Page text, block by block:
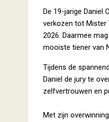
De 19-jarige Daniel
verkozen tot Mister
2026. Daarmee
mooiste tiener van
Tijdens de
Daniel de jury te
zelfvertrouwen en
Met zijn